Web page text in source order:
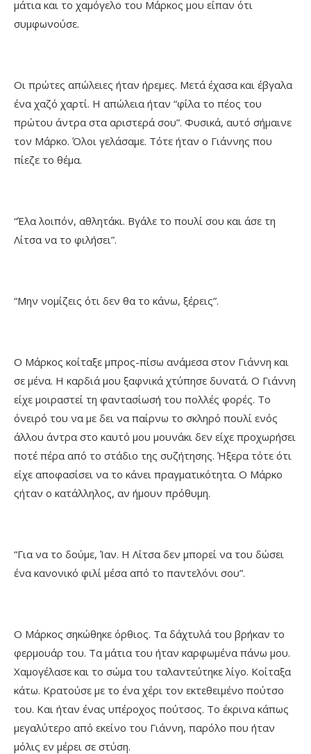
μάτια και το χαμόγελο του Μάρκος μου είπαν ότι
συμφωνούσε.
Οι πρώτες απώλειες ήταν ήρεμες. Μετά έχασα και έβγαλα
ένα χαζό χαρτί. Η απώλεια ήταν “φίλα το πέος του
πρώτου άντρα στα αριστερά σου”. Φυσικά, αυτό σήμαινε
τον Μάρκο. Όλοι γελάσαμε. Τότε ήταν ο Γιάννης που
πίεζε το θέμα.
“Έλα λοιπόν, αθλητάκι. Βγάλε το πουλί σου και άσε τη
Λίτσα να το φιλήσει”.
“Μην νομίζεις ότι δεν θα το κάνω, ξέρεις”.
Ο Μάρκος κοίταξε μπρος-πίσω ανάμεσα στον Γιάννη και
σε μένα. Η καρδιά μου ξαφνικά χτύπησε δυνατά. Ο Γιάννη
είχε μοιραστεί τη φαντασίωσή του πολλές φορές. Το
όνειρό του να με δει να παίρνω το σκληρό πουλί ενός
άλλου άντρα στο καυτό μου μουνάκι δεν είχε προχωρήσει
ποτέ πέρα από το στάδιο της συζήτησης. Ήξερα τότε ότι
είχε αποφασίσει να το κάνει πραγματικότητα. Ο Μάρκο
ςήταν ο κατάλληλος, αν ήμουν πρόθυμη.
“Για να το δούμε, Ίαν. Η Λίτσα δεν μπορεί να του δώσει
ένα κανονικό φιλί μέσα από το παντελόνι σου”.
Ο Μάρκος σηκώθηκε όρθιος. Τα δάχτυλά του βρήκαν το
φερμουάρ του. Τα μάτια του ήταν καρφωμένα πάνω μου.
Χαμογέλασε και το σώμα του ταλαντεύτηκε λίγο. Κοίταξα
κάτω. Κρατούσε με το ένα χέρι τον εκτεθειμένο πούτσο
του. Και ήταν ένας υπέροχος πούτσος. Το έκρινα κάπως
μεγαλύτερο από εκείνο του Γιάννη, παρόλο που ήταν
μόλις εν μέρει σε στύση.